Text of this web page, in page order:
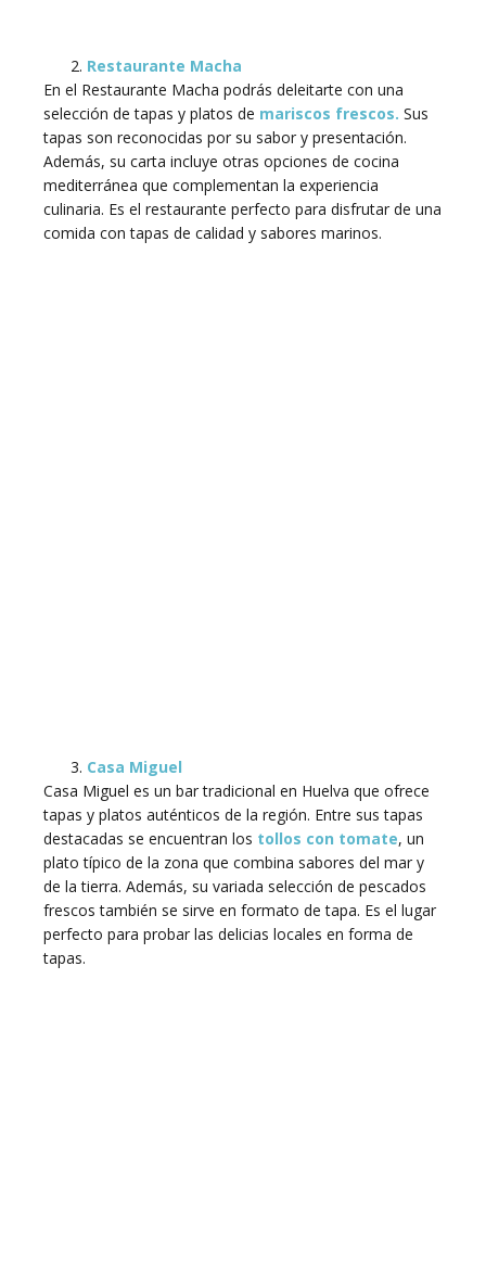
Restaurante Macha
En el Restaurante Macha podrás deleitarte con una
selección de tapas y platos de mariscos frescos. Sus
tapas son reconocidas por su sabor y presentación.
Además, su carta incluye otras opciones de cocina
mediterránea que complementan la experiencia
culinaria. Es el restaurante perfecto para disfrutar de una
comida con tapas de calidad y sabores marinos.
Casa Miguel
Casa Miguel es un bar tradicional en Huelva que ofrece
tapas y platos auténticos de la región. Entre sus tapas
destacadas se encuentran los tollos con tomate, un
plato típico de la zona que combina sabores del mar y
de la tierra. Además, su variada selección de pescados
frescos también se sirve en formato de tapa. Es el lugar
perfecto para probar las delicias locales en forma de
tapas.